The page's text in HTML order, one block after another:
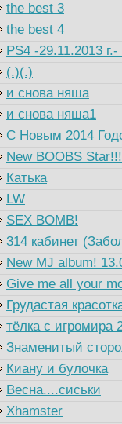
the best 3
the best 4
PS4 -29.11.2013
(.)(.)
и снова няша
и снова няша1
C Новым 2014
New BOOBS
Катька
LW
SEX BOMB!
314 кабинет
New MJ album!
Give me all your
Грудастая
тёлка с игромира
Знаменитый
Киану и булочка
Весна....сиськи
Xhamster